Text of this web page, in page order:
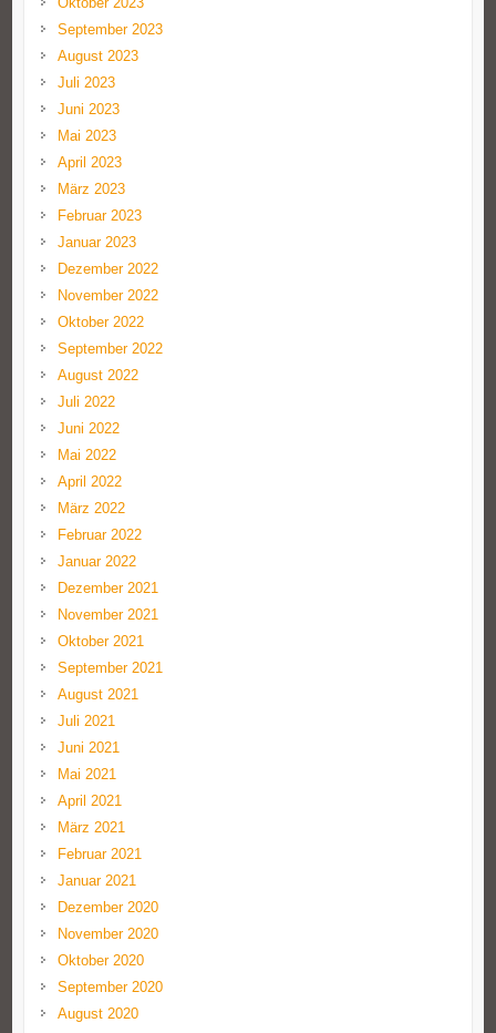
September 2023
August 2023
Juli 2023
Juni 2023
Mai 2023
April 2023
März 2023
Februar 2023
Januar 2023
Dezember 2022
November 2022
Oktober 2022
September 2022
August 2022
Juli 2022
Juni 2022
Mai 2022
April 2022
März 2022
Februar 2022
Januar 2022
Dezember 2021
November 2021
Oktober 2021
September 2021
August 2021
Juli 2021
Juni 2021
Mai 2021
April 2021
März 2021
Februar 2021
Januar 2021
Dezember 2020
November 2020
Oktober 2020
September 2020
August 2020